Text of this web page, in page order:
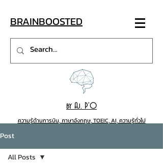
BRAINBOOSTED
by Aj. P'O
ความรู้ด้านการบิน, ภาษาอังกฤษ, TOEIC, AI, ความรู้ทั่วไป
Post
All Posts